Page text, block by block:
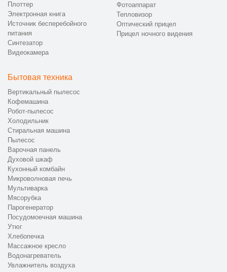
Плоттер
Электронная книга
Источник бесперебойного
питания
Синтезатор
Видеокамера
Фотоаппарат
Тепловизор
Оптический прицел
Прицел ночного видения
Бытовая техника
Вертикальный пылесос
Кофемашина
Робот-пылесос
Холодильник
Стиральная машина
Пылесос
Варочная панель
Духовой шкаф
Кухонный комбайн
Микроволновая печь
Мультиварка
Мясорубка
Парогенератор
Посудомоечная машина
Утюг
Хлебопечка
Массажное кресло
Водонагреватель
Увлажнитель воздуха